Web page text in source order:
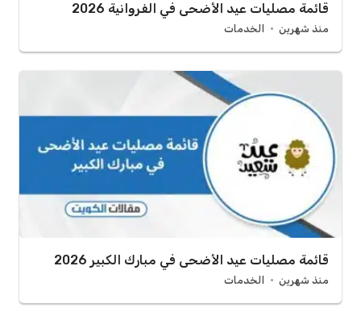
قائمة مصليات عيد الأضحى في الفروانية 2026
منذ شهرين الخدمات
قائمة مصليات عيد الأضحى في مبارك الكبير 2026
منذ شهرين الخدمات